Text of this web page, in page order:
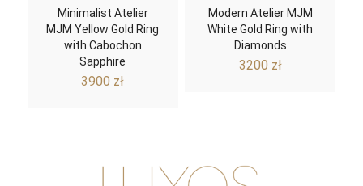
Minimalist Atelier
MJM Yellow Gold Ring
with Cabochon
Sapphire
3900 zł
Modern Atelier MJM
White Gold Ring with
Diamonds
3200 zł